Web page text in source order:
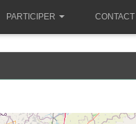
PARTICIPER CONTACT